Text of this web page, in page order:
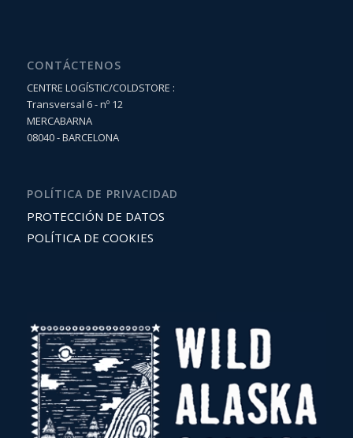
CONTÁCTENOS
CENTRE LOGÍSTIC/COLDSTORE :
Transversal 6 - nº 12
MERCABARNA
08040 - BARCELONA
POLÍTICA DE PRIVACIDAD
PROTECCIÓN DE DATOS
POLÍTICA DE COOKIES